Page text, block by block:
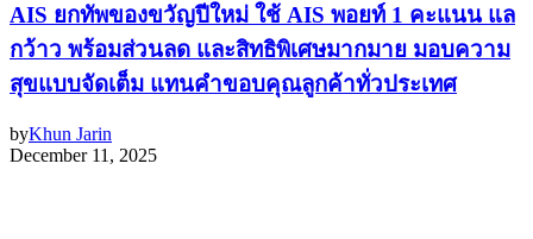
AIS ยกทัพของขวัญปีใหม่ ใช้ AIS พอยท์ 1 คะแนน แล
กว้าว พร้อมส่วนลด และสิทธิพิเศษมากมาย มอบความ
สุขแบบจัดเต็ม แทนคำขอบคุณลูกค้าทั่วประเทศ
byKhun Jarin
December 11, 2025